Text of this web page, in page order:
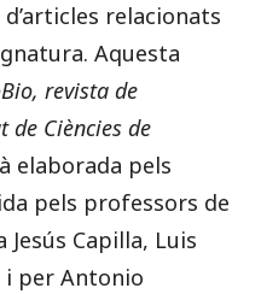
d’articles relacionats
Aquesta
revista de
de Ciències de
elaborada pels
pels professors de
Jesús Capilla, Luis
i per Antonio